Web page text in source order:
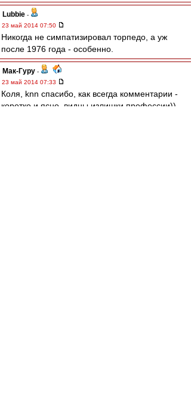
Lubbie -
23 май 2014 07:50
Никогда не симпатизировал торпедо, а уж
после 1976 года - особенно.
Мак-Гуру -
23 май 2014 07:33
Коля, knn спасибо, как всегда комментарии -
коротко и ясно, видны излишки профессии))